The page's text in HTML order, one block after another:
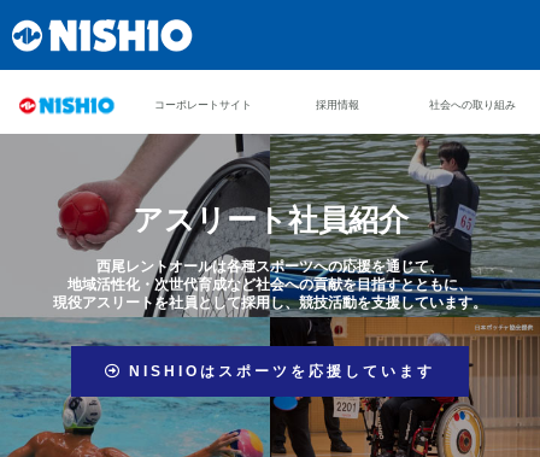
コーポレートサイト 採用情報 社会への取り組み
アスリート社員紹介
西尾レントオールは各種スポーツへの応援を通じて、
地域活性化・次世代育成など社会への貢献を目指すとともに、
現役アスリートを社員として採用し、競技活動を支援しています。
NISHIOはスポーツを応援しています